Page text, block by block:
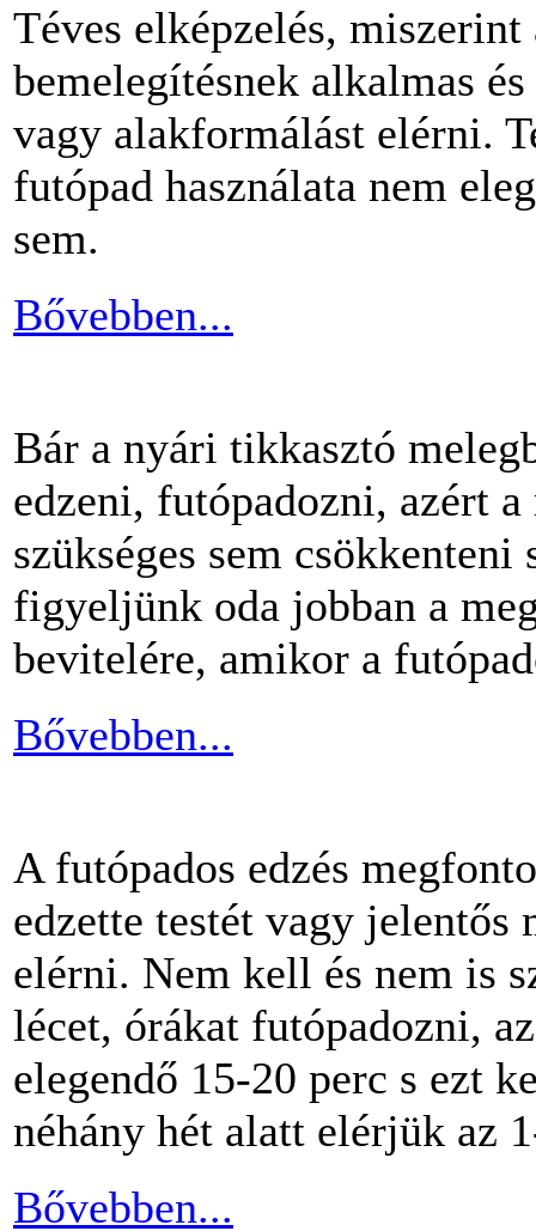
Téves elképzelés, miszerint
bemelegítésnek alkalmas
vagy alakformálást elérni.
futópad használata nem
sem.
Bővebben...
Bár a nyári tikkasztó
edzeni, futópadozni, azért
szükséges sem
figyeljünk oda jobban a
bevitelére, amikor a
Bővebben...
A futópados edzés
edzette testét vagy jelentős
elérni. Nem kell és nem is
lécet, órákat futópadozni,
elegendő 15-20 perc s ezt
néhány hét alatt elérjük az
Bővebben...